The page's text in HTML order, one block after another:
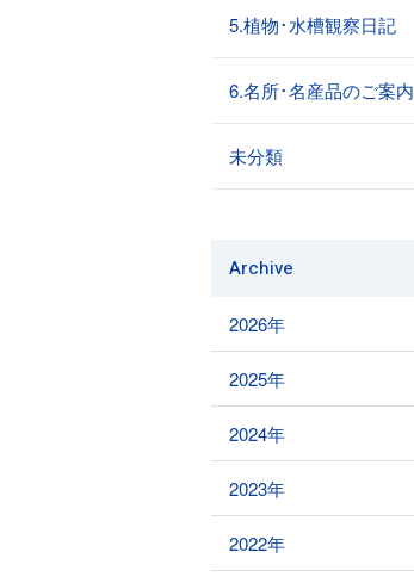
5.植物･水槽観察日記
6.名所･名産品のご案内
未分類
Archive
2026年
2025年
2024年
2023年
2022年